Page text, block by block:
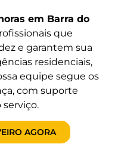
em Barra do
que
e garantem sua
residenciais,
equipe segue os
com suporte
serviço.
AGORA